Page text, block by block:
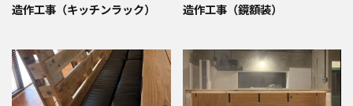
造作工事（キッチンラック） 造作工事（鏡額装）